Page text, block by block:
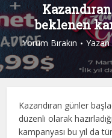
beklenen
Yorum Bırakın Yazan
Kazandıran günler
düzenli olarak
kampanyası bu yıl da